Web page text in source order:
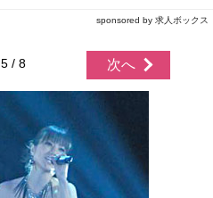
sponsored by 求人ボックス
5 / 8 次へ